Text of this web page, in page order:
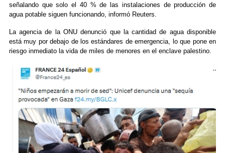
señalando que solo el 40 % de las instalaciones de producción de
agua potable siguen funcionando, informó Reuters.
La agencia de la ONU denunció que la cantidad de agua disponible
está muy por debajo de los estándares de emergencia, lo que pone en
riesgo inmediato la vida de miles de menores en el enclave palestino.